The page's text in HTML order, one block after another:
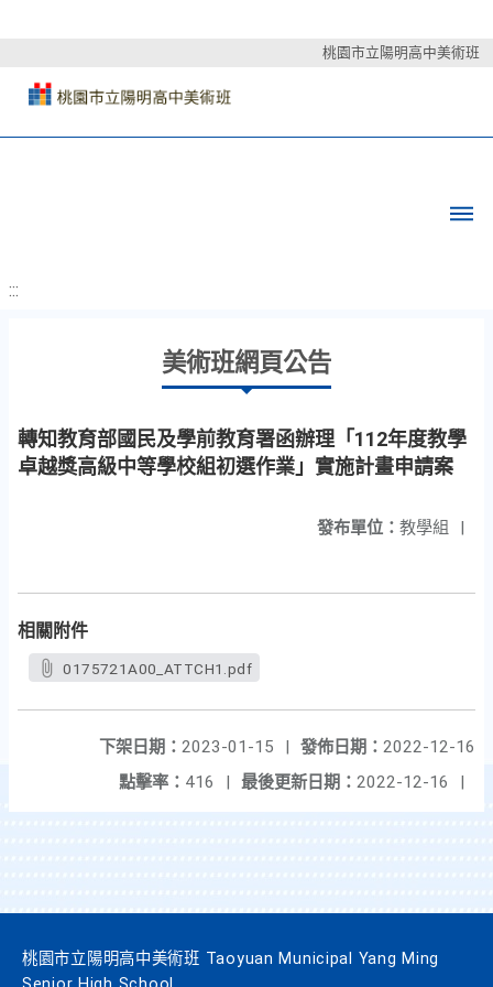
桃園市立陽明高中美術班
:::
美術班網頁公告
轉知教育部國民及學前教育署函辦理「112年度教學
卓越獎高級中等學校組初選作業」實施計畫申請案
發布單位： 教學組 |
相關附件
0175721A00_ATTCH1.pdf
發佈日期： 2022-12-16
下架日期： 2023-01-15
|
最後更新日期： 2022-12-16 |
點擊率： 416 |
桃園市立陽明高中美術班 Taoyuan Municipal Yang Ming